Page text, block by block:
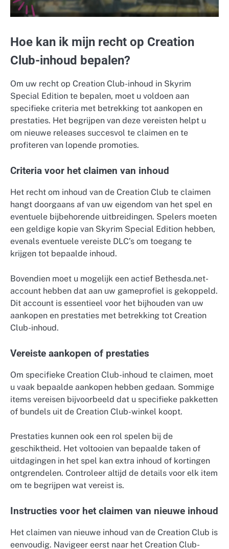
Hoe kan ik mijn recht op Creation
Club-inhoud bepalen?
Om uw recht op Creation Club-inhoud in Skyrim
Special Edition te bepalen, moet u voldoen aan
specifieke criteria met betrekking tot aankopen en
prestaties. Het begrijpen van deze vereisten helpt u
om nieuwe releases succesvol te claimen en te
profiteren van lopende promoties.
Criteria voor het claimen van inhoud
Het recht om inhoud van de Creation Club te claimen
hangt doorgaans af van uw eigendom van het spel en
eventuele bijbehorende uitbreidingen. Spelers moeten
een geldige kopie van Skyrim Special Edition hebben,
evenals eventuele vereiste DLC’s om toegang te
krijgen tot bepaalde inhoud.
Bovendien moet u mogelijk een actief Bethesda.net-
account hebben dat aan uw gameprofiel is gekoppeld.
Dit account is essentieel voor het bijhouden van uw
aankopen en prestaties met betrekking tot Creation
Club-inhoud.
Vereiste aankopen of prestaties
Om specifieke Creation Club-inhoud te claimen, moet
u vaak bepaalde aankopen hebben gedaan. Sommige
items vereisen bijvoorbeeld dat u specifieke pakketten
of bundels uit de Creation Club-winkel koopt.
Prestaties kunnen ook een rol spelen bij de
geschiktheid. Het voltooien van bepaalde taken of
uitdagingen in het spel kan extra inhoud of kortingen
ontgrendelen. Controleer altijd de details voor elk item
om te begrijpen wat vereist is.
Instructies voor het claimen van nieuwe inhoud
Het claimen van nieuwe inhoud van de Creation Club is
eenvoudig. Navigeer eerst naar het Creation Club-